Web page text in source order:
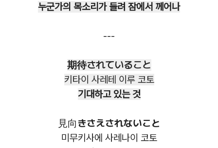
누군가의 목소리가 들려 잠에서 께어나
---
期待されていること
키타이 사레테 이루 코토
기대하고 있는 것
見向きさえされないこと
미무키사에 사레나이 코토